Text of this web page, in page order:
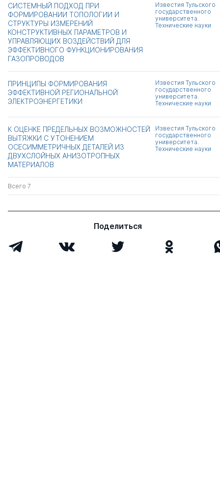
СИСТЕМНЫЙ ПОДХОД ПРИ
ФОРМИРОВАНИИ ТОПОЛОГИИ И
СТРУКТУРЫ ИЗМЕРЕНИЙ
КОНСТРУКТИВНЫХ ПАРАМЕТРОВ И
УПРАВЛЯЮЩИХ ВОЗДЕЙСТВИЙ ДЛЯ
ЭФФЕКТИВНОГО ФУНКЦИОНИРОВАНИЯ
ГАЗОПРОВОДОВ
Известия Тульского
государственного
университета.
Технические науки
ПРИНЦИПЫ ФОРМИРОВАНИЯ
ЭФФЕКТИВНОЙ РЕГИОНАЛЬНОЙ
ЭЛЕКТРОЭНЕРГЕТИКИ
Известия Тульского
государственного
университета.
Технические науки
К ОЦЕНКЕ ПРЕДЕЛЬНЫХ ВОЗМОЖНОСТЕЙ
ВЫТЯЖКИ С УТОНЕНИЕМ
ОСЕСИММЕТРИЧНЫХ ДЕТАЛЕЙ ИЗ
ДВУХСЛОЙНЫХ АНИЗОТРОПНЫХ
МАТЕРИАЛОВ
Известия Тульского
государственного
университета.
Технические науки
Всего 7
Поделиться